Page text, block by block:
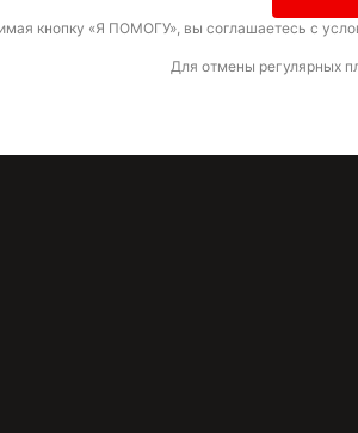
кнопку «Я ПОМОГУ», вы соглашаетесь с
Для отмены регулярных